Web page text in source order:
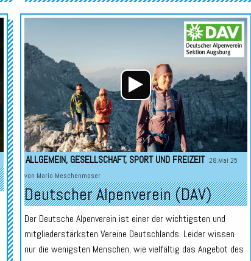
Audio-
Player
ALLGEMEIN, GESELLSCHAFT, SPORT UND FREIZEIT 28.Mai 25
von Mario Meschenmoser
Deutscher Alpenverein (DAV)
Der Deutsche Alpenverein ist einer der wichtigsten und
mitgliederstärksten Vereine Deutschlands. Leider wissen
nur die wenigsten Menschen, wie vielfältig das Angebot des